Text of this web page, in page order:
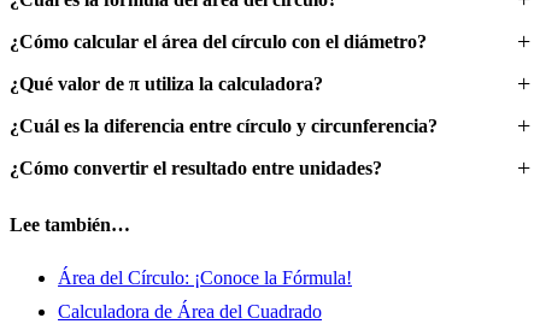
¿Cómo calcular el área del círculo con el diámetro?
¿Qué valor de π utiliza la calculadora?
¿Cuál es la diferencia entre círculo y circunferencia?
¿Cómo convertir el resultado entre unidades?
Lee también…
Área del Círculo: ¡Conoce la Fórmula!
Calculadora de Área del Cuadrado